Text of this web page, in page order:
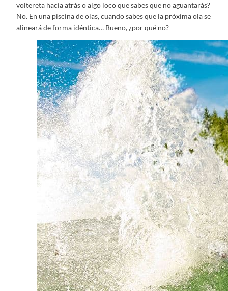
voltereta hacia atrás o algo loco que sabes que no aguantarás?
No. En una piscina de olas, cuando sabes que la próxima ola se
alineará de forma idéntica… Bueno, ¿por qué no?